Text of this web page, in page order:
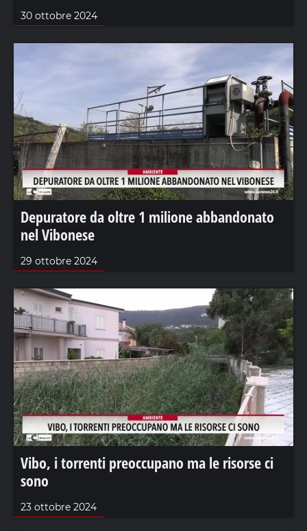
30 ottobre 2024
Depuratore da oltre 1 milione abbandonato
nel Vibonese
29 ottobre 2024
Vibo, i torrenti preoccupano ma le risorse ci
sono
23 ottobre 2024